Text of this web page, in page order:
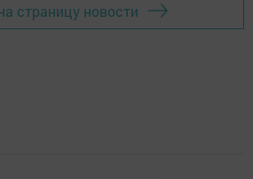
страницу новости